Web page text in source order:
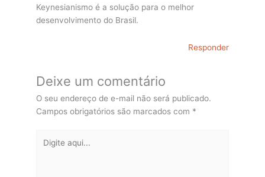
Keynesianismo é a solução para o melhor
desenvolvimento do Brasil.
Responder
Deixe um comentário
O seu endereço de e-mail não será publicado.
Campos obrigatórios são marcados com *
aqui...